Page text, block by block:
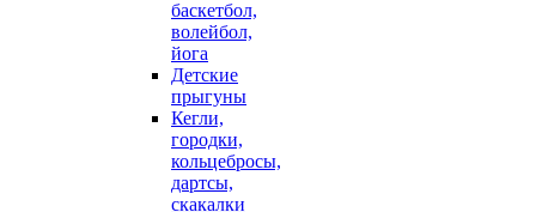
баскетбол,
волейбол,
йога
Детские
прыгуны
Кегли,
городки,
кольцебросы,
дартсы,
скакалки